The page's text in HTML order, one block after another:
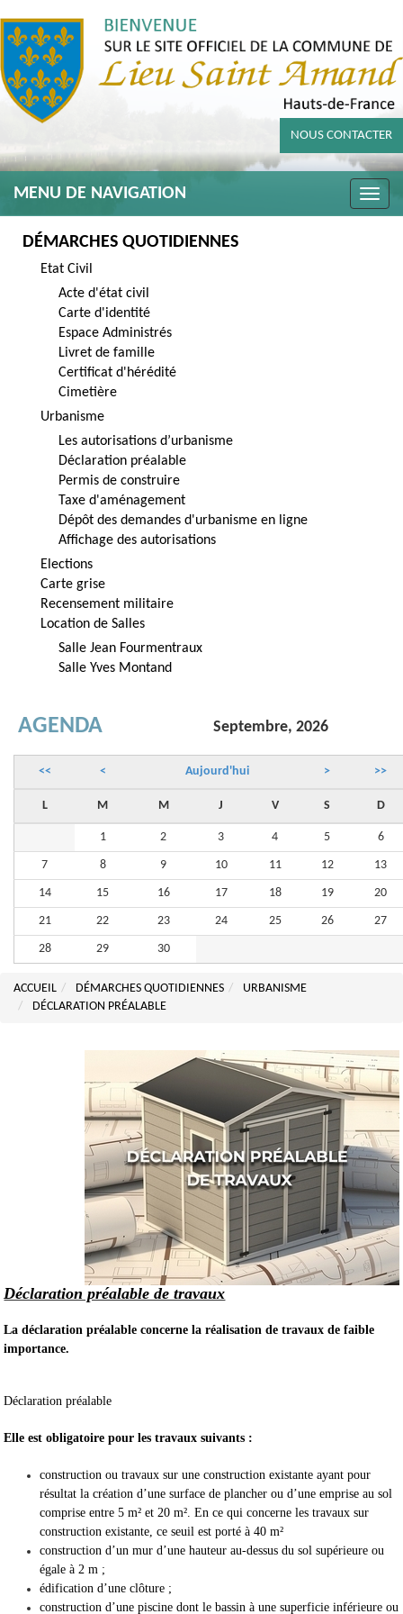
NOUS CONTACTER
Toggle
MENU DE NAVIGATION
DÉMARCHES QUOTIDIENNES
Etat Civil
Acte d'état civil
Carte d'identité
Espace Administrés
Livret de famille
Certificat d'hérédité
Cimetière
Urbanisme
Les autorisations d’urbanisme
Déclaration préalable
Permis de construire
Taxe d'aménagement
Dépôt des demandes d'urbanisme en ligne
Affichage des autorisations
Elections
Carte grise
Recensement militaire
Location de Salles
Salle Jean Fourmentraux
Salle Yves Montand
AGENDA Septembre, 2026
<< < Aujourd'hui > >>
L M M J V S D
1 2 3 4 5 6
7 8 9 10 11 12 13
14 15 16 17 18 19 20
21 22 23 24 25 26 27
28 29 30
ACCUEIL DÉMARCHES QUOTIDIENNES
URBANISME
DÉCLARATION PRÉALABLE
Déclaration préalable de travaux
La déclaration préalable concerne la réalisation de travaux de faible
importance.
Déclaration préalable
Elle est obligatoire pour les travaux suivants :
construction ou travaux sur une construction existante ayant pour
résultat la création d’une surface de plancher ou d’une emprise au sol
comprise entre 5 m² et 20 m². En ce qui concerne les travaux sur
construction existante, ce seuil est porté à 40 m²
construction d’un mur d’une hauteur au-dessus du sol supérieure ou
égale à 2 m ;
édification d’une clôture ;
construction d’une piscine dont le bassin à une superficie inférieure ou